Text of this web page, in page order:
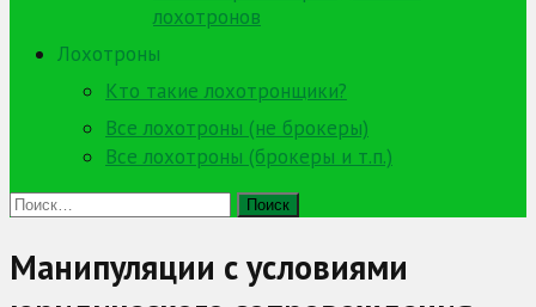
лохотронов
Лохотроны
Кто такие лохотронщики?
Все лохотроны (не брокеры)
Все лохотроны (брокеры и т.п.)
Найти:
Манипуляции с условиями